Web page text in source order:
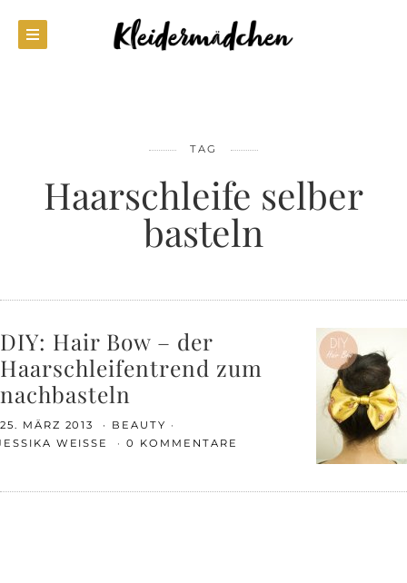
TAG
Haarschleife selber
basteln
DIY: Hair Bow – der
Haarschleifentrend zum
nachbasteln
25. MÄRZ 2013
BEAUTY
WEISSE
0 KOMMENTARE